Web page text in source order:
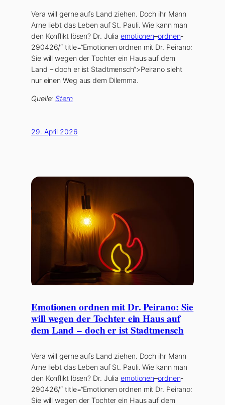
Vera will gerne aufs Land ziehen. Doch ihr Mann
Arne liebt das Leben auf St. Pauli. Wie kann man
den Konflikt lösen? Dr. Julia emotionen–ordnen-
290426/“ title=“Emotionen ordnen mit Dr. Peirano:
Sie will wegen der Tochter ein Haus auf dem
Land – doch er ist Stadtmensch“>Peirano sieht
nur einen Weg aus dem Dilemma.
Quelle:Stern
29. April 2026
Emotionen ordnen mit Dr. Peirano: Sie
will wegen der Tochter ein Haus auf
dem Land – doch er ist Stadtmensch
Vera will gerne aufs Land ziehen. Doch ihr Mann
Arne liebt das Leben auf St. Pauli. Wie kann man
den Konflikt lösen? Dr. Julia emotionen–ordnen-
290426/“ title=“Emotionen ordnen mit Dr. Peirano:
Sie will wegen der Tochter ein Haus auf dem